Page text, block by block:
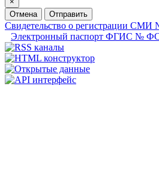
Отмена
Отправить
Свидетельство о регистрации
Электронный паспорт ФГИС №